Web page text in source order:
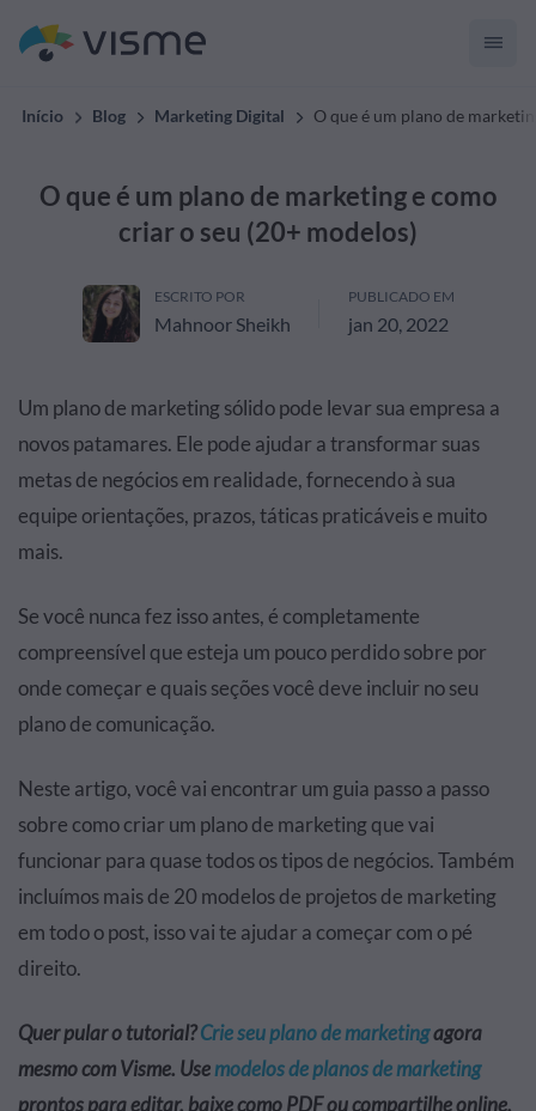
Início Blog Marketing Digital O que é um plano de
O que é um plano de marketing e como
criar o seu (20+ modelos)
ESCRITO POR
Mahnoor Sheikh
PUBLICADO EM
jan 20, 2022
Um plano de marketing sólido pode levar sua empresa a
novos patamares. Ele pode ajudar a transformar suas
metas de negócios em realidade, fornecendo à sua
equipe orientações, prazos, táticas praticáveis e muito
mais.
Se você nunca fez isso antes, é completamente
compreensível que esteja um pouco perdido sobre por
onde começar e quais seções você deve incluir no seu
plano de comunicação.
Neste artigo, você vai encontrar um guia passo a passo
sobre como criar um plano de marketing que vai
funcionar para quase todos os tipos de negócios. Também
incluímos mais de 20 modelos de projetos de marketing
em todo o post, isso vai te ajudar a começar com o pé
direito.
Quer pular o tutorial?Crie seu plano de marketingagora
mesmo com Visme. Usemodelos de planos de marketing
prontos para editar, baixe como PDF ou compartilhe online.